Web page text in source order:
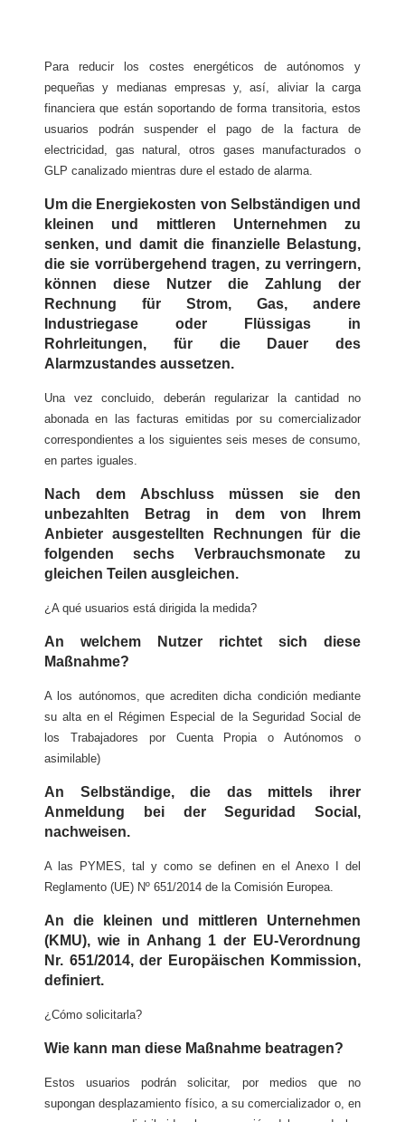
Para reducir los costes energéticos de autónomos y
pequeñas y medianas empresas y, así, aliviar la carga
financiera que están soportando de forma transitoria, estos
usuarios podrán suspender el pago de la factura de
electricidad, gas natural, otros gases manufacturados o
GLP canalizado mientras dure el estado de alarma.
Um die Energiekosten von Selbständigen und
kleinen und mittleren Unternehmen zu
senken, und damit die finanzielle Belastung,
die sie vorrübergehend tragen, zu verringern,
können diese Nutzer die Zahlung der
Rechnung für Strom, Gas, andere
Industriegase oder Flüssigas in
Rohrleitungen, für die Dauer des
Alarmzustandes aussetzen.
Una vez concluido, deberán regularizar la cantidad no
abonada en las facturas emitidas por su comercializador
correspondientes a los siguientes seis meses de consumo,
en partes iguales.
Nach dem Abschluss müssen sie den
unbezahlten Betrag in dem von Ihrem
Anbieter ausgestellten Rechnungen für die
folgenden sechs Verbrauchsmonate zu
gleichen Teilen ausgleichen.
¿A qué usuarios está dirigida la medida?
An welchem Nutzer richtet sich diese
Maßnahme?
A los autónomos, que acrediten dicha condición mediante
su alta en el Régimen Especial de la Seguridad Social de
los Trabajadores por Cuenta Propia o Autónomos o
asimilable)
An Selbständige, die das mittels ihrer
Anmeldung bei der Seguridad Social,
nachweisen.
A las PYMES, tal y como se definen en el Anexo I del
Reglamento (UE) Nº 651/2014 de la Comisión Europea.
An die kleinen und mittleren Unternehmen
(KMU), wie in Anhang 1 der EU-Verordnung
Nr. 651/2014, der Europäischen Kommission,
definiert.
¿Cómo solicitarla?
Wie kann man diese Maßnahme beatragen?
Estos usuarios podrán solicitar, por medios que no
supongan desplazamiento físico, a su comercializador o, en